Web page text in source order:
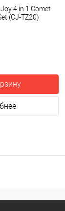
4 in 1 Comet
(CJ-TZ20)